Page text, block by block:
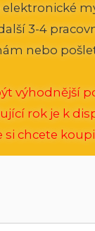
3-4
nebo
výhodnější
rok je k
si chcete